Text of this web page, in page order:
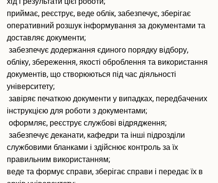
Відповідність тем дисертацій аспірантів напрямам наукових
досліджень наукових керівників
Результати вступних випробувань
Наукова діяльність
Загальна інформація
Путівник науковця
Напрями наукових досліджень
Організація наукової діяльності молодих вчених
Наукові школи
Спеціалізована вчена рада Д70.895.02
Спеціалізована вчена рада К 70.895.02
Спеціалізована вчена рада К 70.895.01
Наукові видання
Наукометричні бази даних
Спеціалізовані вчені ради для захисту дисертацій на здобуття
приймає, реєструє, веде облік, забезпечує, зберігає
оперативний розшук інформування за документами та
доставляє документи;
забезпечує додержання єдиного порядку відбору,
обліку, збереження, якості оброблення та використання
документів, що створюються під час діяльності
університету;
завіряє печаткою документи у випадках, передбачених
інструкцією для роботи з документами;
оформляє, реєструє службові відрядження;
забезпечує деканати, кафедри та інші підрозділи
службовими бланками і здійснює контроль за їх
правильним використанням;
веде та формує справи, зберігає справи і передає їх в